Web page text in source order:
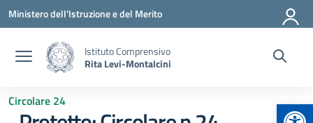
Vai ai contenuti
Vai al menu di navigazione
Vai al footer
Ministero dell'Istruzione e del Merito
Istituto Comprensivo
Rita Levi-Montalcini
Circolare 24